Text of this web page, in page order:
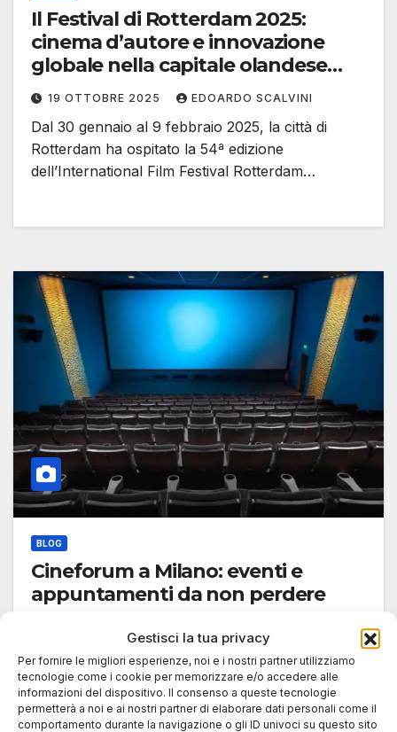
Gestisci la tua privacy
Per fornire le migliori esperienze, noi e i nostri partner utilizziamo
tecnologie come i cookie per memorizzare e/o accedere alle
informazioni del dispositivo. Il consenso a queste tecnologie
permetterà a noi e ai nostri partner di elaborare dati personali come il
comportamento durante la navigazione o gli ID univoci su questo sito
Il Festival di Rotterdam 2025:
cinema d’autore e innovazione
globale nella capitale olandese
della creatività
19 OTTOBRE 2025 EDOARDO SCALVINI
Dal 30 gennaio al 9 febbraio 2025, la città di
Rotterdam ha ospitato la 54ª edizione
dell’International Film Festival Rotterdam…
BLOG
Cineforum a Milano: eventi e
appuntamenti da non perdere
Introduzione: cineforum Milano Il cineforum a
Milano continua a rappresentare un punto di
riferimento culturale irrinunciabile per chi ama il…